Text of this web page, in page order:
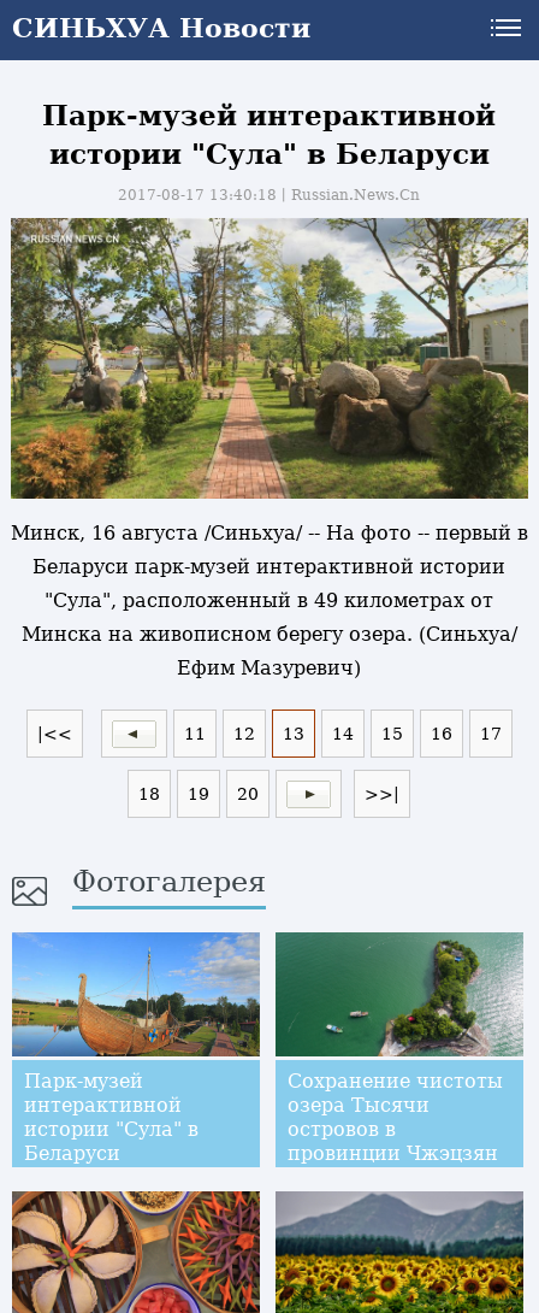
СИНЬХУА Новости
Парк-музей интерактивной
истории "Сула" в Беларуси
2017-08-17 13:40:18丨Russian.News.Cn
Минск, 16 августа /Синьхуа/ -- На фото -- первый в
Беларуси парк-музей интерактивной истории
"Сула", расположенный в 49 километрах от
Минска на живописном берегу озера. (Синьхуа/
Ефим Мазуревич)
|<< 11 12 13 14 15 16 17
18 19 20 >>|
Фотогалерея
Парк-музей
интерактивной
истории "Сула" в
Беларуси
Сохранение чистоты
озера Тысячи
островов в
провинции Чжэцзян